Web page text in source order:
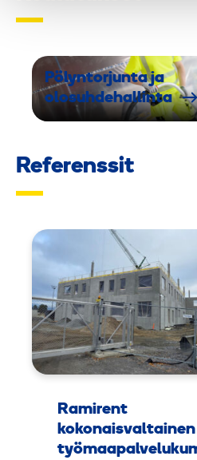
Pölyntorjunta ja
olosuhdehallinta
Referenssit
Ramirent
kokonaisvaltainen